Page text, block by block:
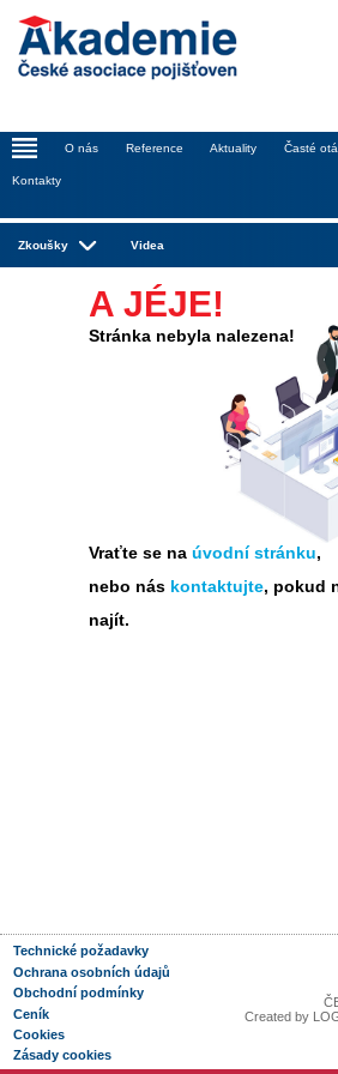
_ O nás Reference Aktuality Časté
Kontakty
Zkoušky Videa
A JÉJE!
Stránka nebyla nalezena!
Vraťte se na úvodní stránku,
nebo nás kontaktujte, pokud
najít.
Technické požadavky
Ochrana osobních údajů
Obchodní podmínky
Ceník
Cookies
Zásady cookies
Created by